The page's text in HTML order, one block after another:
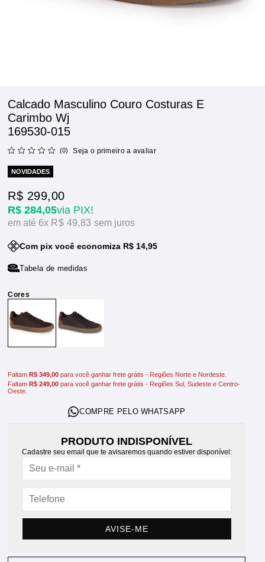
Calcado Masculino Couro Costuras E
Carimbo Wj
169530-015
(0) Seja o primeiro a avaliar
NOVIDADES
R$ 284,05via PIX!
R$ 299,00
6x R$ 49,83sem juros
Com pix você economiza R$ 14,95
Tabela de medidas
FaltamR$ 349,00 para você ganhar frete grátis - Regiões Norte e Nordeste.
FaltamR$ 249,00 para você ganhar frete grátis - Regiões Sul, Sudeste e Centro-
Oeste.
PRODUTO INDISPONÍVEL
Cadastre seu email que te avisaremos quando estiver disponível:
AVISE-ME